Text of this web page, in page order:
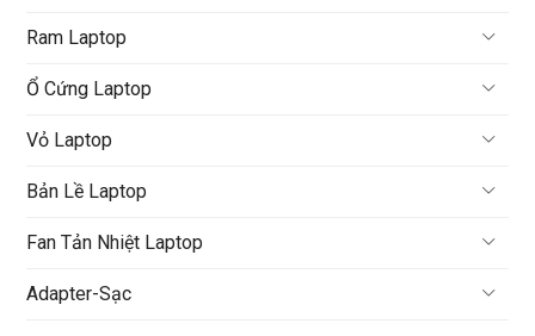
Ram Laptop
Ổ Cứng Laptop
Vỏ Laptop
Bản Lề Laptop
Fan Tản Nhiệt Laptop
Adapter-Sạc